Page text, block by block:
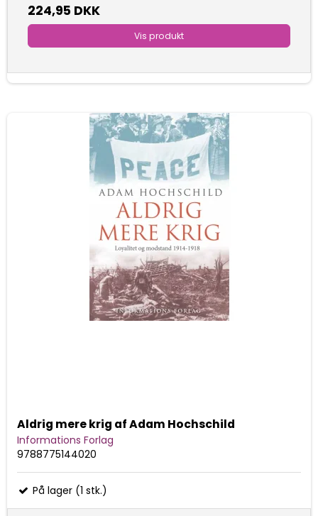
224,95 DKK
Vis produkt
Aldrig mere krig af Adam Hochschild
Informations Forlag
9788775144020
På lager (1 stk.)